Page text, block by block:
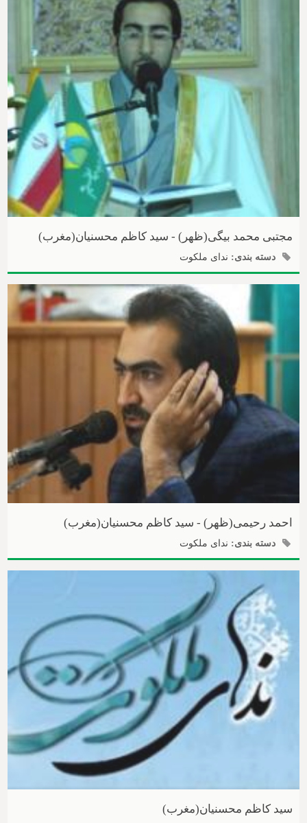
مجتبی محمد بیگی(ظهر) - سید کاظم محسنیان(مغرب)
دسته بندی: ندای ملکوت
احمد رحیمی(ظهر) - سید کاظم محسنیان(مغرب)
دسته بندی: ندای ملکوت
سید کاظم محسنیان(مغرب)